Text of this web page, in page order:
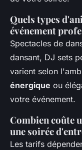
Quels types
événement
Spectacles de
dansant, DJ sets
varient selon
énergique ou
votre événement.
Combien coûte
une soirée
Les tarifs